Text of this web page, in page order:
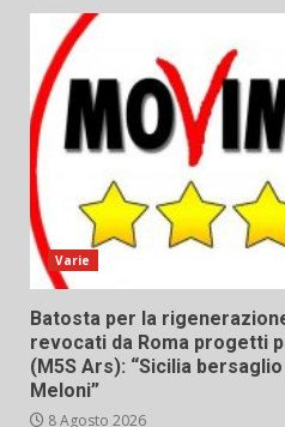
Varie
Batosta per la
revocati da Roma progetti
(M5S Ars): “Sicilia
Meloni”
8 Agosto 2026